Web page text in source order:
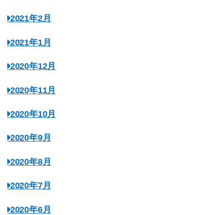
2021年2月
2021年1月
2020年12月
2020年11月
2020年10月
2020年9月
2020年8月
2020年7月
2020年6月